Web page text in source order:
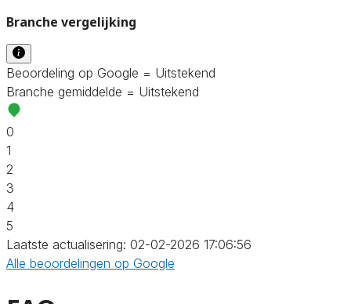
Branche vergelijking
Beoordeling op Google = Uitstekend
Branche gemiddelde = Uitstekend
0
1
2
3
4
5
Laatste actualisering: 02-02-2026 17:06:56
Alle beoordelingen op Google